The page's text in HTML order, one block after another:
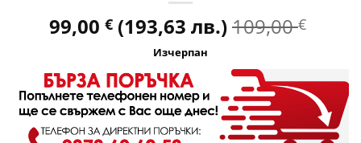
99,00 € (193,63 лв.)109,00€
Изчерпан